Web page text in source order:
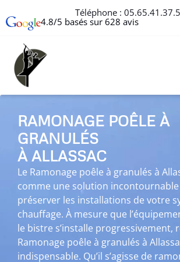
Téléphone :
4.8/5 basés sur 628 avis
RAMONAGE POÊLE À
GRANULÉS
À ALLASSAC
Le Ramonage poêle à granulés à
comme une solution
préserver les installations de votre
chauffage. À mesure que
le bistre s’installe progressivement,
Ramonage poêle à granulés à
indispensable. Qu’il s’agisse de